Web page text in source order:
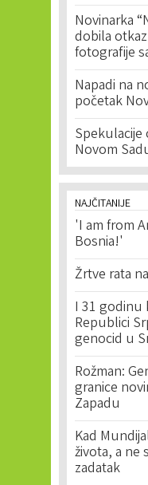
Novinarka
dobila
fotografije
Napadi na
početak
Spekulacije
Novom
NAJČITANIJE
'I am from
Bosnia!'
Žrtve rata
I 31 godinu
Republici
genocid u
Rožman:
granice
Zapadu
Kad
života, a ne
zadatak